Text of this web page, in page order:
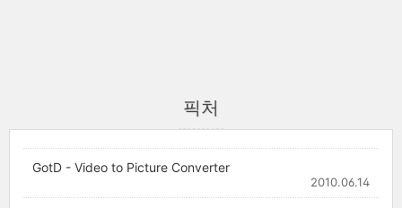
픽처
GotD - Video to Picture Converter
2010.06.14